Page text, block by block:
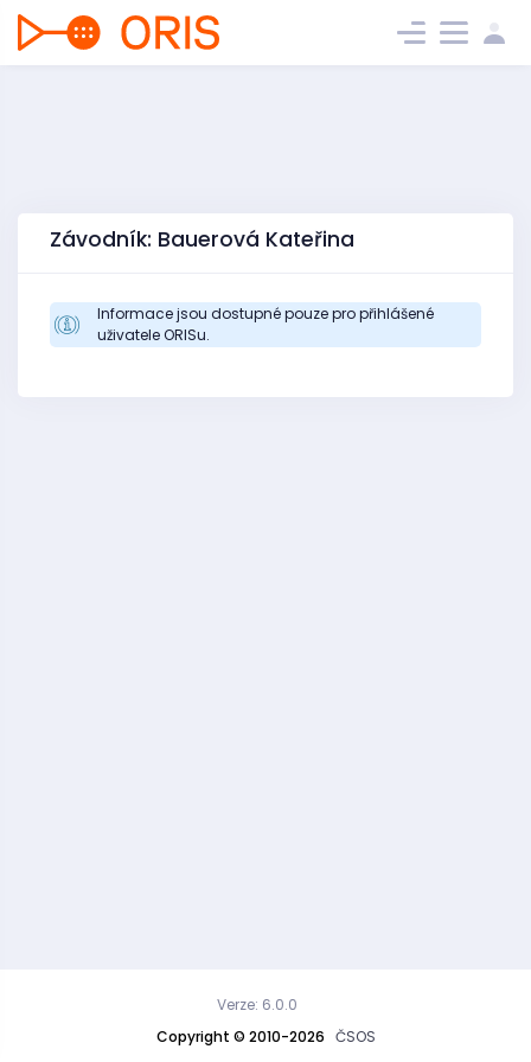
Závodník: Bauerová Kateřina
Informace jsou dostupné pouze pro přihlášené
uživatele ORISu.
Copyright © 2010-2026 ČSOS
Verze: 6.0.0